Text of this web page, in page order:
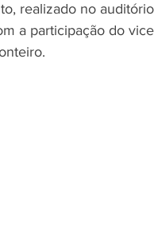
realizado no
a participação do